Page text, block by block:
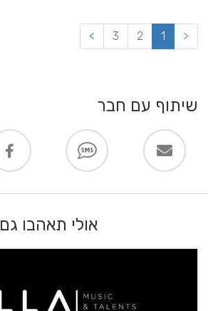
<
1
2
3
>
שיתוף עם חבר
אולי תאהבו גם